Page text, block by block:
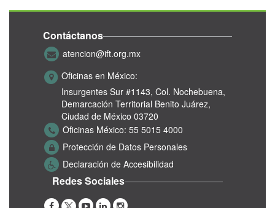
Contáctanos
atencion@ift.org.mx
Oficinas en México:
Insurgentes Sur #1143, Col. Nochebuena,
Demarcación Territorial Benito Juárez,
Ciudad de México 03720
Oficinas México: 55 5015 4000
Protección de Datos Personales
Declaración de Accesibilidad
Redes Sociales